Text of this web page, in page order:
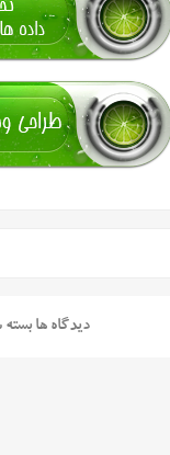
دیدگاه ها